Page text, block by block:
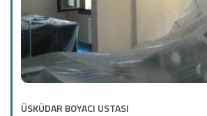
ÜSKÜDAR BOYACI USTASI